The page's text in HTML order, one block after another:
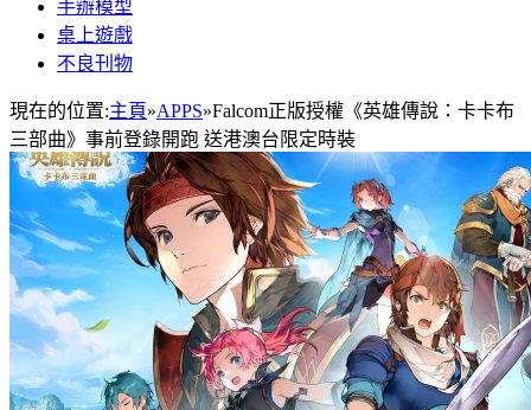
手辦模型
桌上遊戲
不良刊物
現在的位置:主頁»APPS»Falcom正版授權《英雄傳說：卡卡布
三部曲》事前登錄開跑 送港澳台限定時裝